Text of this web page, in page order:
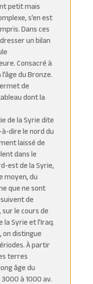
petit mais
s’en est
Dans ces
un bilan
Consacré à
du Bronze.
de
dont la
de la Syrie dite
dire le nord du
laissé de
dans le
est de la Syrie,
moyen, du
que ne sont
de
le cours de
Syrie et l’Iraq.
on distingue
À partir
terres
âge du
à 1000 av.